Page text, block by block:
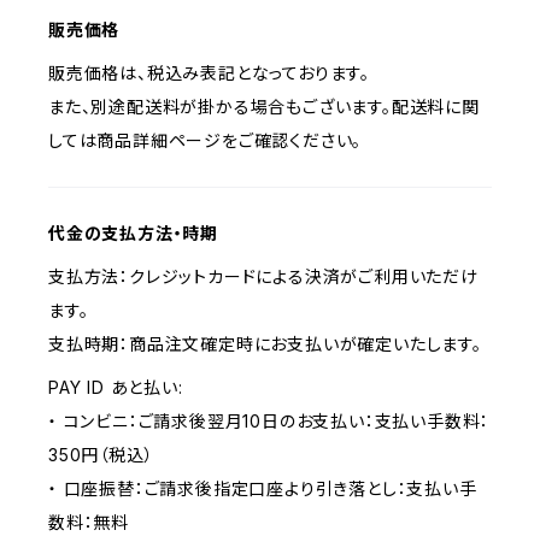
販売価格
販売価格は、税込み表記となっております。
また、別途配送料が掛かる場合もございます。配送料に関
しては商品詳細ページをご確認ください。
代金の支払方法・時期
支払方法：クレジットカードによる決済がご利用いただけ
ます。
支払時期：商品注文確定時にお支払いが確定いたします。
PAY ID あと払い:
・ コンビニ：ご請求後翌月10日のお支払い：支払い手数料：
350円（税込）
・ 口座振替：ご請求後指定口座より引き落とし：支払い手
数料：無料